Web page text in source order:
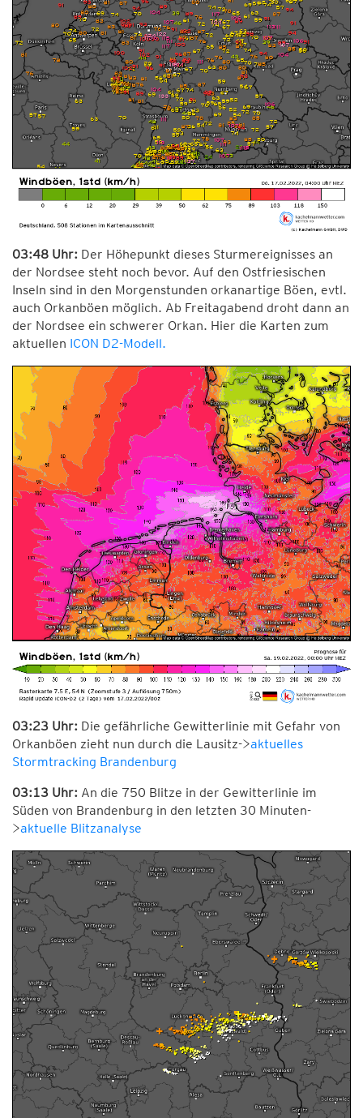
03:48 Uhr: Der Höhepunkt dieses Sturmereignisses an
der Nordsee steht noch bevor. Auf den Ostfriesischen
Inseln sind in den Morgenstunden orkanartige Böen, evtl.
auch Orkanböen möglich. Ab Freitagabend droht dann an
der Nordsee ein schwerer Orkan. Hier die Karten zum
aktuellen ICON D2-Modell.
03:23 Uhr: Die gefährliche Gewitterlinie mit Gefahr von
Orkanböen zieht nun durch die Lausitz->aktuelles
Stormtracking Brandenburg
03:13 Uhr: An die 750 Blitze in der Gewitterlinie im
Süden von Brandenburg in den letzten 30 Minuten-
>aktuelle Blitzanalyse